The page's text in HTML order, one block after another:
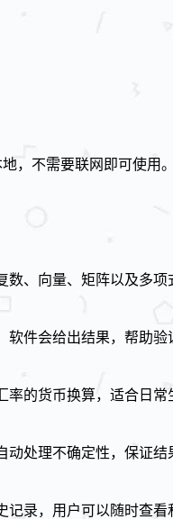
，不需要联网即可使
、向量、矩阵以及多项
件会给出结果，帮助验
的货币换算，适合日常
处理不确定性，保证结
录，用户可以随时查看